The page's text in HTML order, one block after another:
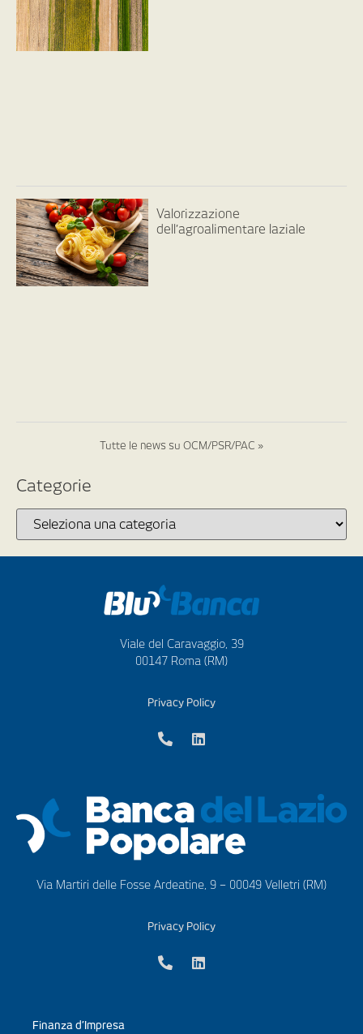
Valorizzazione
dell’agroalimentare laziale
Tutte le news su OCM/PSR/PAC »
Categorie
Viale del Caravaggio, 39
00147 Roma (RM)
Privacy Policy
Via Martiri delle Fosse Ardeatine, 9 – 00049 Velletri (RM)
Privacy Policy
Finanza d’Impresa